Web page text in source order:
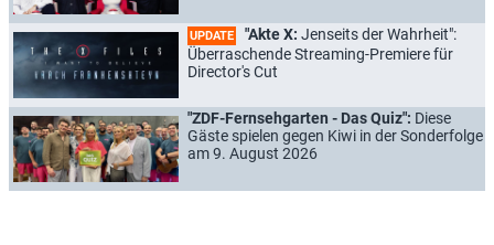
UPDATE "Akte X: Jenseits der Wahrheit":
Überraschende Streaming-Premiere für
Director's Cut
"ZDF-Fernsehgarten - Das Quiz": Diese
Gäste spielen gegen Kiwi in der Sonderfolge
am 9. August 2026